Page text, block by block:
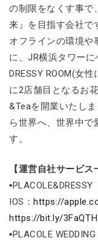
の制限をなくす事で
来』を目指す会社で
オフラインの環境や
に、JR横浜タワーに
DRESSY ROOM(女
に2店舗目となるお
&Teaを開業いたし
ら世界へ、世界中で
す。
【運営自社サービス
IOS：https://
https://bit.ly/
▪PLACOLE